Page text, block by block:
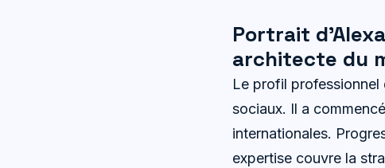
Portrait
architecte du
Le profil professionnel
sociaux. Il a
internationales.
expertise couvre la